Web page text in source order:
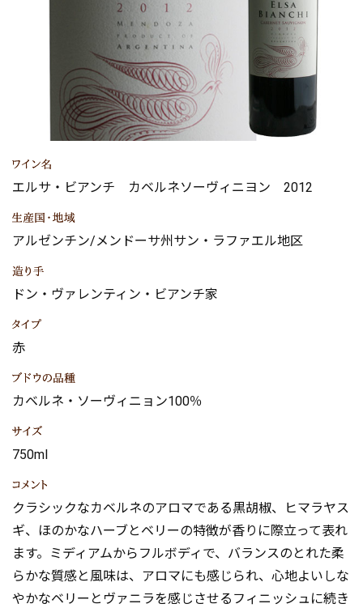
エルサ・ビアンチ カベルネソーヴィニヨン 2012
アルゼンチン/メンドーサ州サン・ラファエル地区
ドン・ヴァレンティン・ビアンチ家
赤
カベルネ・ソーヴィニョン100％
750ml
クラシックなカベルネのアロマである黒胡椒、ヒマラヤス
ギ、ほのかなハーブとベリーの特徴が香りに際立って表れ
ます。ミディアムからフルボディで、バランスのとれた柔
らかな質感と風味は、アロマにも感じられ、心地よいしな
やかなベリーとヴァニラを感じさせるフィニッシュに続き